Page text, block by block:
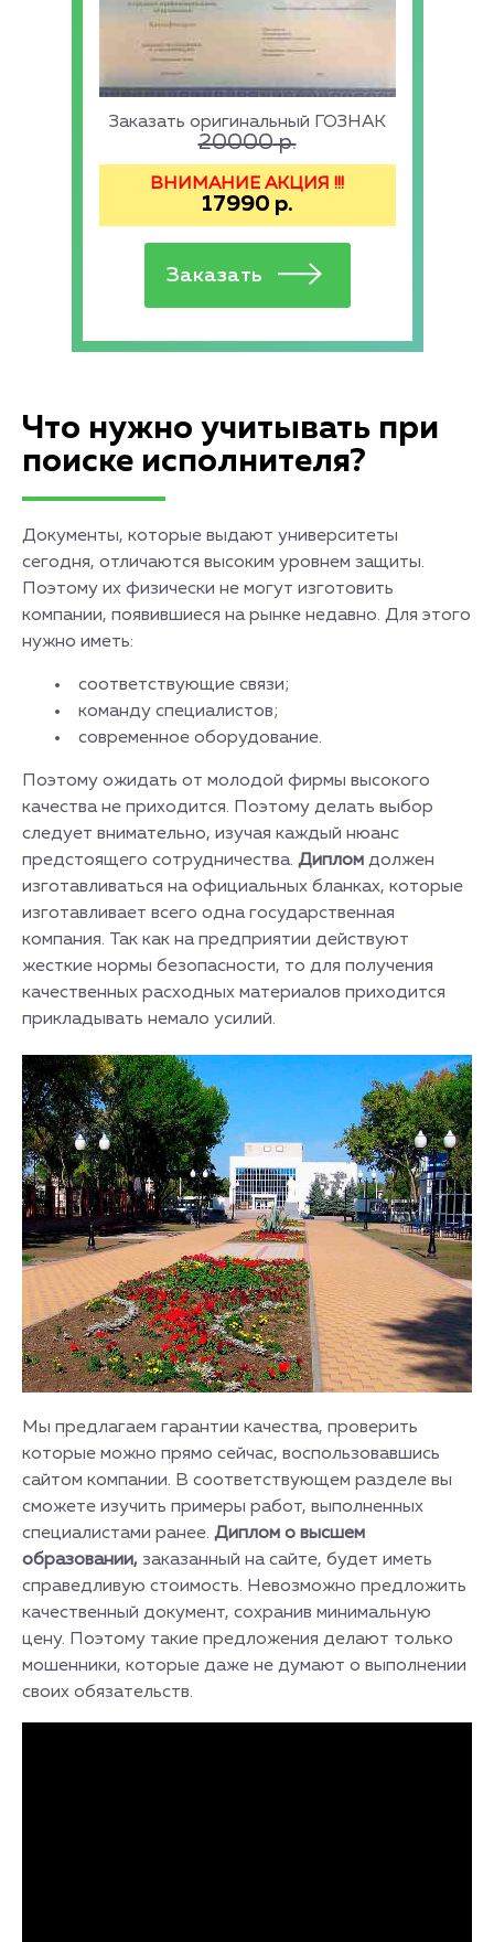
Заказать оригинальный ГОЗНАК
20000р.
ВНИМАНИЕ АКЦИЯ !!!
17990 р.
Что нужно учитывать при
поиске исполнителя?
Документы, которые выдают университеты
сегодня, отличаются высоким уровнем защиты.
Поэтому их физически не могут изготовить
компании, появившиеся на рынке недавно. Для этого
нужно иметь:
соответствующие связи;
команду специалистов;
современное оборудование.
Поэтому ожидать от молодой фирмы высокого
качества не приходится. Поэтому делать выбор
следует внимательно, изучая каждый нюанс
предстоящего сотрудничества. Диплом должен
изготавливаться на официальных бланках, которые
изготавливает всего одна государственная
компания. Так как на предприятии действуют
жесткие нормы безопасности, то для получения
качественных расходных материалов приходится
прикладывать немало усилий.
Мы предлагаем гарантии качества, проверить
которые можно прямо сейчас, воспользовавшись
сайтом компании. В соответствующем разделе вы
сможете изучить примеры работ, выполненных
специалистами ранее. Диплом о высшем
образовании, заказанный на сайте, будет иметь
справедливую стоимость. Невозможно предложить
качественный документ, сохранив минимальную
цену. Поэтому такие предложения делают только
мошенники, которые даже не думают о выполнении
своих обязательств.